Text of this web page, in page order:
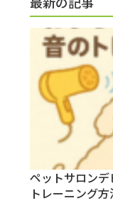
ペットサロン
トレーニング方